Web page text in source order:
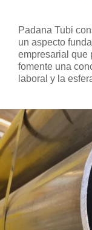
Padana Tubi
un aspecto
empresarial que
fomente una
laboral y la